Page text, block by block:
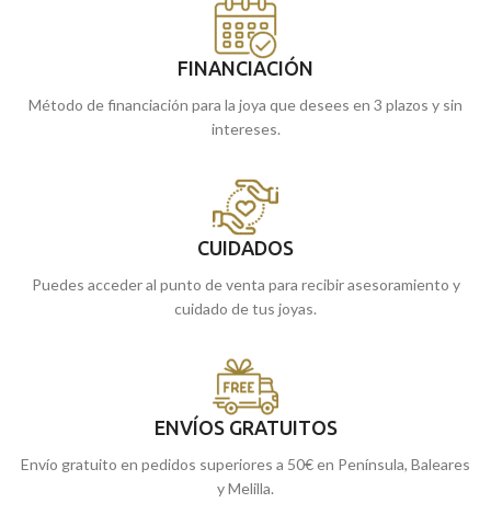
FINANCIACIÓN
Método de financiación para la joya que desees en 3 plazos y sin
intereses.
CUIDADOS
Puedes acceder al punto de venta para recibir asesoramiento y
cuidado de tus joyas.
ENVÍOS GRATUITOS
Envío gratuito en pedidos superiores a 50€ en Península, Baleares
y Melilla.